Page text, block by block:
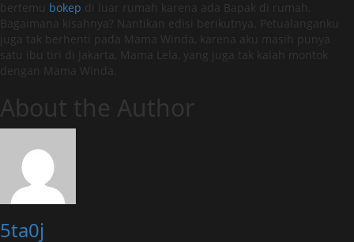
bertemu bokep di luar rumah karena ada Bapak di rumah.
Bagaimana kisahnya? Nantikan edisi berikutnya. Petualanganku
juga tak berhenti pada Mama Winda, karena aku masih punya
satu ibu tiri di Jakarta, Mama Lela, yang juga tak kalah montok
dengan Mama Winda.
About the Author
5ta0j